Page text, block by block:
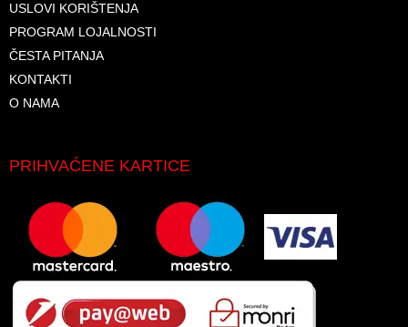
USLOVI KORIŠTENJA
PROGRAM LOJALNOSTI
ČESTA PITANJA
KONTAKTI
O NAMA
PRIHVAĆENE KARTICE